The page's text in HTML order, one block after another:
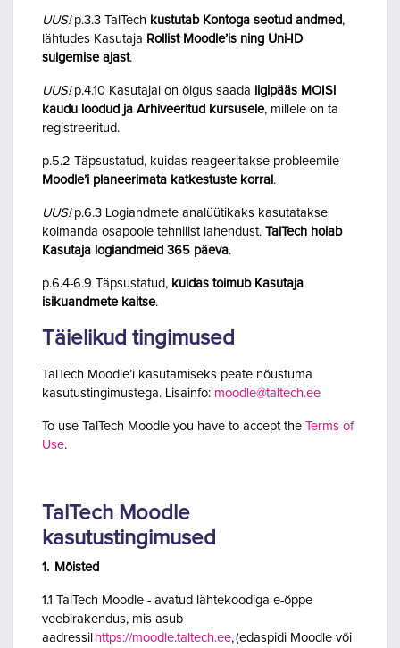
UUS!p.3.3 TalTech kustutab Kontoga seotud andmed,
lähtudes Kasutaja Rollist Moodle’is ning Uni-ID
sulgemise ajast.
UUS!p.4.10 Kasutajal on õigus saada ligipääs MOISi
kaudu loodud ja Arhiveeritud kursusele, millele on ta
registreeritud.
p.5.2 Täpsustatud, kuidas reageeritakse probleemile
Moodle’i planeerimata katkestuste korral .
UUS!p.6.3 Logiandmete analüütikaks kasutatakse
kolmanda osapoole tehnilist lahendust. TalTech hoiab
Kasutaja logiandmeid 365 päeva.
p.6.4-6.9 Täpsustatud, kuidas toimub Kasutaja
isikuandmete kaitse.
Täielikud tingimused
TalTech Moodle’i kasutamiseks peate nõustuma
kasutustingimustega. Lisainfo: moodle@taltech.ee
To use TalTech Moodle you have to accept the Terms of
Use.
TalTech Moodle
kasutustingimused
1. Mõisted
1.1 TalTech Moodle - avatud lähtekoodiga e-õppe
veebirakendus, mis asub
aadressil https://moodle.taltech.ee, (edaspidi Moodle või